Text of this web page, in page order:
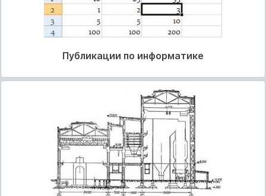
Публикации по информатике